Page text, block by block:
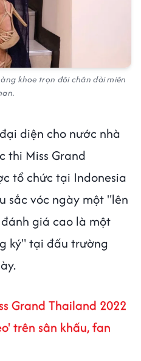
khoe trọn đôi chân dài miên
diện cho nước nhà
thi Miss Grand
tổ chức tại Indonesia
sắc vóc ngày một "lên
giá cao là một
ký" tại đấu trường
Grand Thailand 2022
trên sân khấu, fan